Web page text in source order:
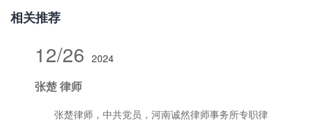
相关推荐
12/26 2024
张楚 律师
张楚律师，中共党员，河南诚然律师事务所专职律